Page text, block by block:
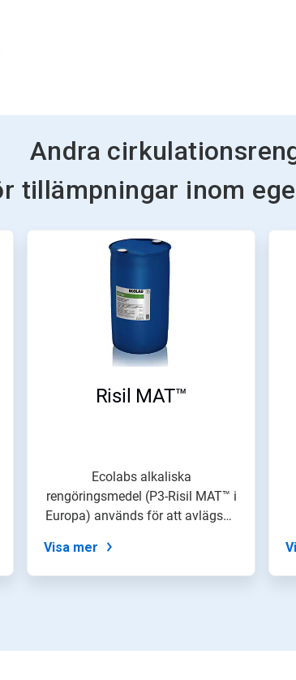
Andra
tillämpningar inom
Risil MAT™
Ecolabs alkaliska
rengöringsmedel (P3-Risil MAT™ i
Europa) används för att avlägsna
Visa mer